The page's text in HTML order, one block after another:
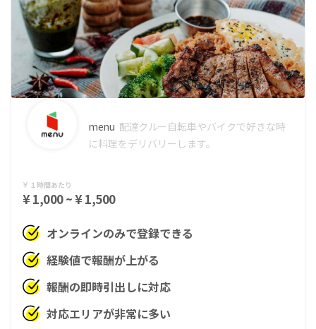
menu 配達クルー 自転車やバイクで好きな時
に料理をデリバリーします。
１時間あたり
¥ 1,000 ~ ¥ 1,500
オンラインのみで登録できる
経験値で報酬が上がる
報酬の即時引出しに対応
対応エリアが非常に多い